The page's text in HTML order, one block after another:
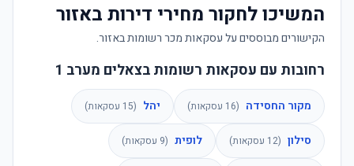
המשיכו לחקור מחירי דירות באזור
הקישורים מבוססים על עסקאות מכר רשומות באזור.
רחובות עם עסקאות רשומות בצאלים מערב 1
מקור החסידה (
16 עסקאות) יהל (
15 עסקאות)
סילון (
12 עסקאות) לופית (
9 עסקאות)